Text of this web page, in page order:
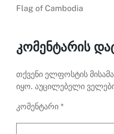
Flag of Cambodia
კომენტარის
თქვენი ელფოსტის
იყო. აუცილებელი
კომენტარი *